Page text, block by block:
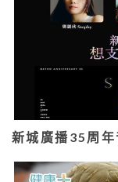
新城廣播35周